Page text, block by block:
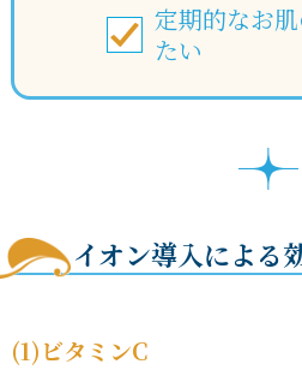
定期的なお
たい
イオン導入による
(1)ビタミンC